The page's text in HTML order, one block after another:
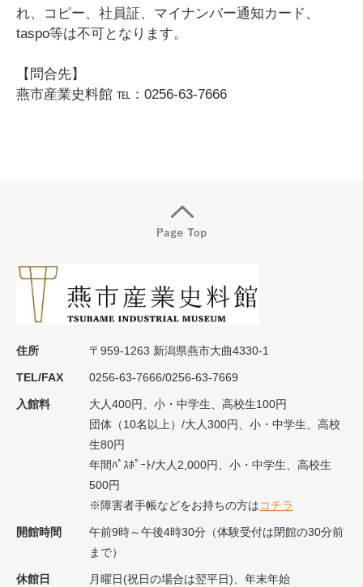
れ、コピー、社員証、マイナンバー通知カード、
taspo等は不可となります。
【問合先】
燕市産業史料館 ℡：0256-63-7666
住所 〒959-1263 新潟県燕市大曲4330-1
TEL/FAX 0256-63-7666/0256-63-7669
入館料
大人400円、小・中学生、高校生100円
団体（10名以上）/大人300円、小・中学生、高校
生80円
年間ﾊﾟｽﾎﾟｰﾄ/大人2,000円、小・中学生、高校生
500円
※障害者手帳などをお持ちの方はコチラ
開館時間
午前9時～午後4時30分（体験受付は閉館の30分前
まで）
休館日 月曜日(祝日の場合は翌平日)、年末年始